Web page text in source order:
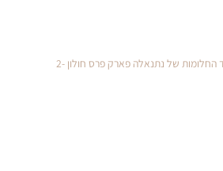
מבצעים מיוחדים לאיסוף ביריד החלומות של נתנאלה פארק פרס חולון 2-